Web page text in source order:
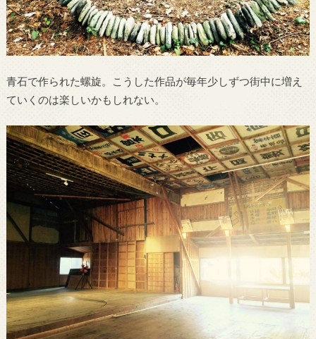
青石で作られた螺旋。こうした作品が毎年少しずつ街中に増え
ていくのは楽しいかもしれない。